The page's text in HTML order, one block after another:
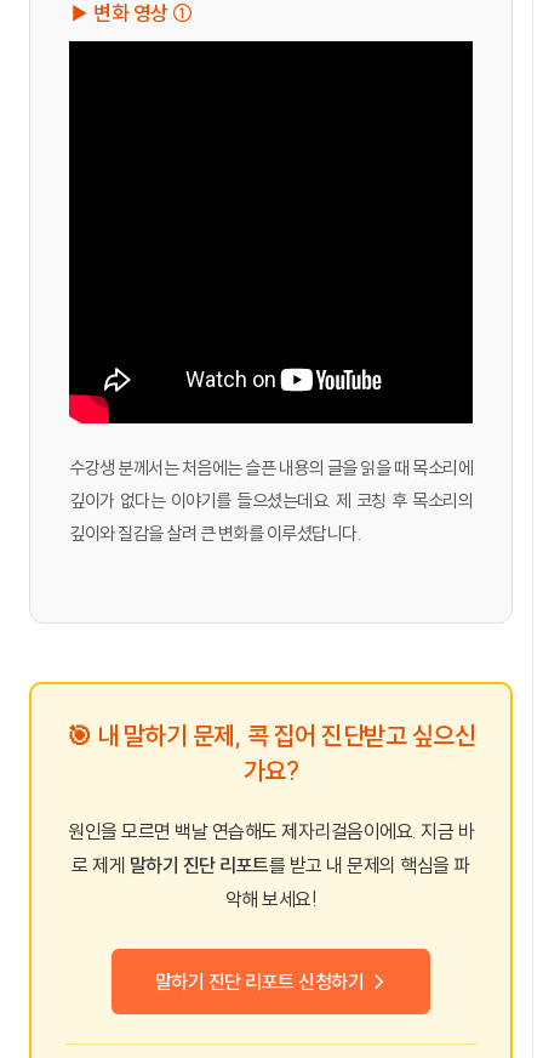
▶ 변화 영상 ①
수강생 분께서는 처음에는 슬픈 내용의 글을 읽을 때 목소리에
깊이가 없다는 이야기를 들으셨는데요. 제 코칭 후 목소리의
깊이와 질감을 살려 큰 변화를 이루셨답니다.
🎯 내 말하기 문제, 콕 집어 진단받고 싶으신
가요?
원인을 모르면 백날 연습해도 제자리걸음이에요. 지금 바
로 제게 말하기 진단 리포트를 받고 내 문제의 핵심을 파
악해 보세요!
말하기 진단 리포트 신청하기 →